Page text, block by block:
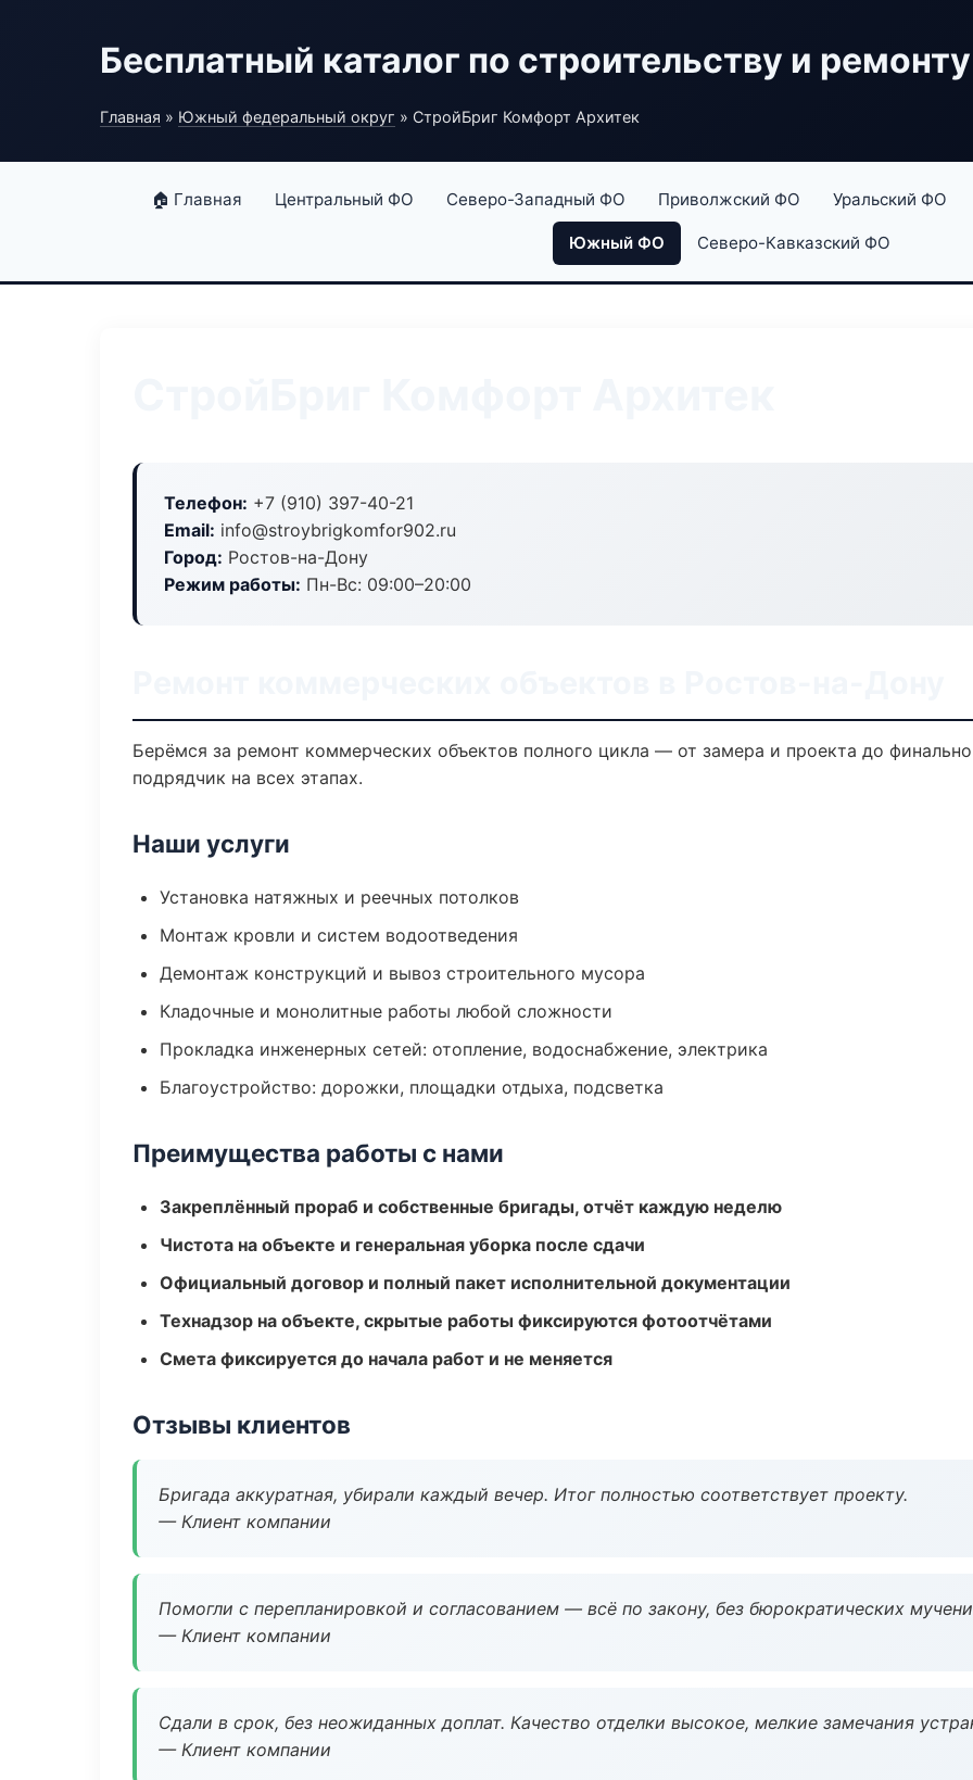
Бесплатный каталог по строительству и ремонту
Главная » Южный федеральный округ » СтройБриг Комфорт Архитек
🏠 Главная Центральный ФО Северо-Западный ФО Приволжский ФО Уральский ФО
Южный ФО Северо-Кавказский ФО
Телефон: +7 (910) 397-40-21
Email: info@stroybrigkomfor902.ru
Город: Ростов-на-Дону
Режим работы: Пн-Вс: 09:00–20:00
Берёмся за ремонт коммерческих объектов полного цикла — от замера и проекта до
подрядчик на всех этапах.
Наши услуги
Установка натяжных и реечных потолков
Монтаж кровли и систем водоотведения
Демонтаж конструкций и вывоз строительного мусора
Кладочные и монолитные работы любой сложности
Прокладка инженерных сетей: отопление, водоснабжение, электрика
Благоустройство: дорожки, площадки отдыха, подсветка
Преимущества работы с нами
Закреплённый прораб и собственные бригады, отчёт каждую неделю
Чистота на объекте и генеральная уборка после сдачи
Официальный договор и полный пакет исполнительной документации
Технадзор на объекте, скрытые работы фиксируются фотоотчётами
Смета фиксируется до начала работ и не меняется
Отзывы клиентов
Бригада аккуратная, убирали каждый вечер. Итог полностью соответствует проекту.
— Клиент компании
Помогли с перепланировкой и согласованием — всё по закону, без бюрократических
— Клиент компании
Сдали в срок, без неожиданных доплат. Качество отделки высокое, мелкие замечания
— Клиент компании